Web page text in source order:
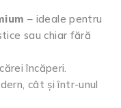
– ideale pentru
sau chiar fără
încăperi.
cât și într-unul